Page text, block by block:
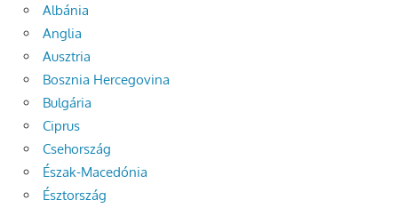
Albánia
Anglia
Ausztria
Bosznia Hercegovina
Bulgária
Ciprus
Csehország
Észak-Macedónia
Észtország